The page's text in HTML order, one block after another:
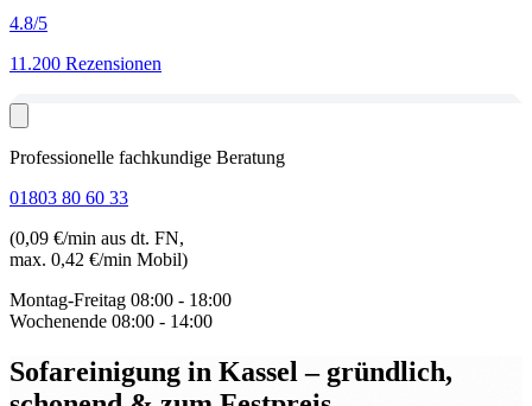
4.8/5
11.200 Rezensionen
Professionelle fachkundige Beratung
01803 80 60 33
(0,09 €/min aus dt. FN,
max. 0,42 €/min Mobil)
Montag-Freitag 08:00 - 18:00
Wochenende 08:00 - 14:00
Sofareinigung in Kassel– gründlich,